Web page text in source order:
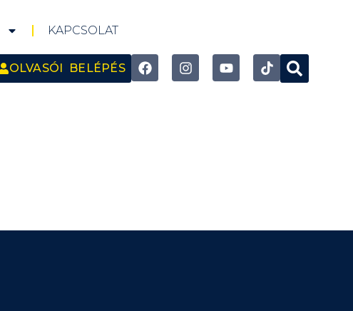
KAPCSOLAT
OLVASÓI BELÉPÉS